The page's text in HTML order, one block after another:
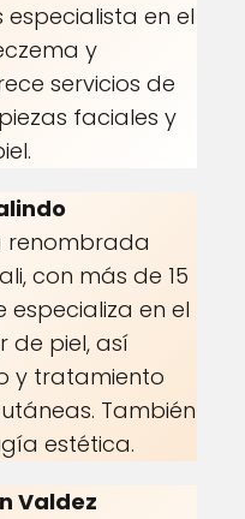
especialista en el
y
servicios de
faciales y
renombrada
con más de 15
especializa en el
de piel, así
y tratamiento
También
estética.
Valdez